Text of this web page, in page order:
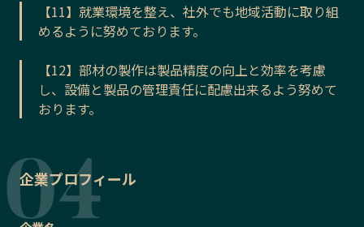
【11】就業環境を整え、社外でも地域活動に取り組
めるように努めております。
【12】部材の製作は製品精度の向上と効率を考慮
し、設備と製品の管理責任に配慮出来るよう努めて
おります。
企業プロフィール